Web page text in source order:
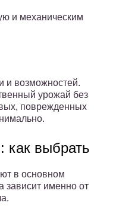
и механическим
и возможностей.
урожай без
поврежденных
как выбрать
в основном
зависит именно от